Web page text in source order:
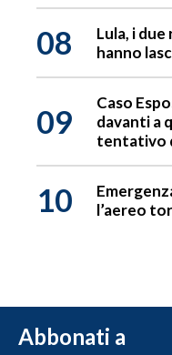
08
Lula, i
hanno
09
Caso
davanti a
tentativo
10
l’aereo
Abbonati a